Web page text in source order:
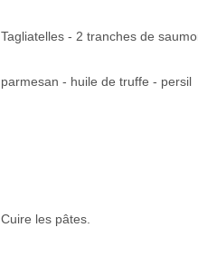
Tagliatelles - 2 tranches de
parmesan - huile de truffe - persil
Cuire les pâtes.